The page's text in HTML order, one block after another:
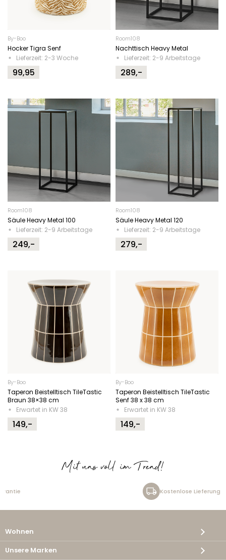
By-Boo
Hocker Tigra Senf
Lieferzeit: 2-3 Woche
99,95
Room108
Nachttisch Heavy Metal
Lieferzeit: 2-9 Arbeitstage
289,-
Room108
Säule Heavy Metal 100
Lieferzeit: 2-9 Arbeitstage
249,-
Room108
Säule Heavy Metal 120
Lieferzeit: 2-9 Arbeitstage
279,-
By-Boo
Taperon Beistelltisch TileTastic
Braun 38×38 cm
Erwartet in KW 38
149,-
By-Boo
Taperon Beistelltisch TileTastic
Senf 38 x 38 cm
Erwartet in KW 38
149,-
Mit uns voll im Trend!
Kostenlose Lieferung
Wohnen
Unsere Marken